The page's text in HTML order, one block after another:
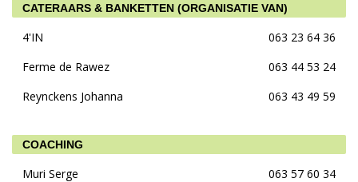
CATERAARS & BANKETTEN (ORGANISATIE VAN)
4'IN
063 23 64 36
Ferme de Rawez
063 44 53 24
Reynckens Johanna
063 43 49 59
COACHING
Muri Serge
063 57 60 34